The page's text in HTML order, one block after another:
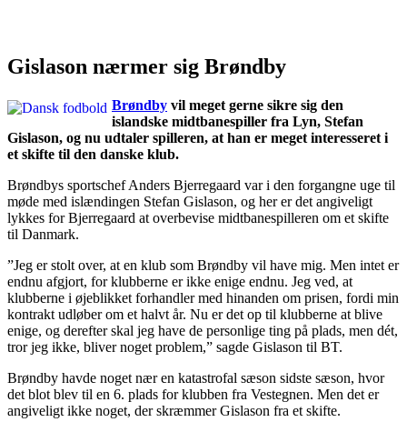
Gislason nærmer sig Brøndby
Brøndby vil meget gerne sikre sig den
islandske midtbanespiller fra Lyn, Stefan
Gislason, og nu udtaler spilleren, at han er meget interesseret i
et skifte til den danske klub.
Brøndbys sportschef Anders Bjerregaard var i den forgangne uge til
møde med islændingen Stefan Gislason, og her er det angiveligt
lykkes for Bjerregaard at overbevise midtbanespilleren om et skifte
til Danmark.
”Jeg er stolt over, at en klub som Brøndby vil have mig. Men intet er
endnu afgjort, for klubberne er ikke enige endnu. Jeg ved, at
klubberne i øjeblikket forhandler med hinanden om prisen, fordi min
kontrakt udløber om et halvt år. Nu er det op til klubberne at blive
enige, og derefter skal jeg have de personlige ting på plads, men dét,
tror jeg ikke, bliver noget problem,” sagde Gislason til BT.
Brøndby havde noget nær en katastrofal sæson sidste sæson, hvor
det blot blev til en 6. plads for klubben fra Vestegnen. Men det er
angiveligt ikke noget, der skræmmer Gislason fra et skifte.